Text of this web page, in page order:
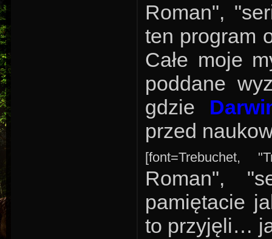
Roman",
ten program
Całe moje
poddane
gdzie
przed
[font=Trebuchet,
Roman",
pamiętacie
to przyjęli…